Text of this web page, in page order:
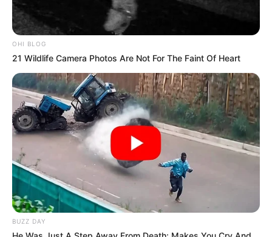
OHI BLOG
21 Wildlife Camera Photos Are Not For The Faint Of Heart
BUZZ DAY